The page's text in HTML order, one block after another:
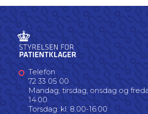
Telefon
72 33 05 00
Mandag, tirsdag, onsdag og
14.00
Torsdag: kl. 8.00-16.00